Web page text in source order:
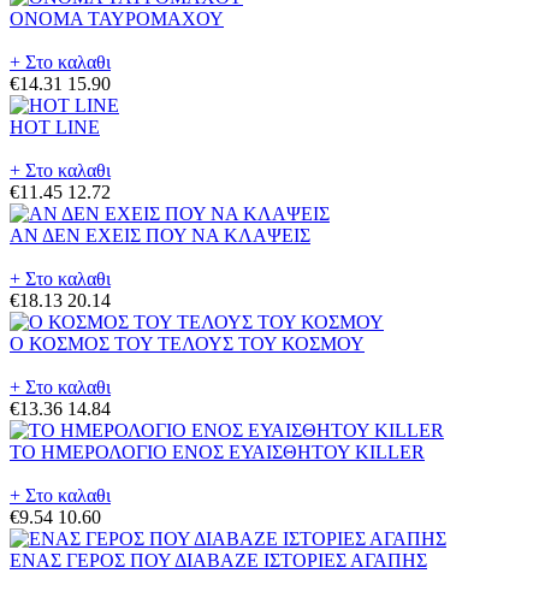
ΟΝΟΜΑ ΤΑΥΡΟΜΑΧΟΥ
+ Στο καλαθι
€14.31 15.90
HOT LINE
+ Στο καλαθι
€11.45 12.72
ΑΝ ΔΕΝ ΕΧΕΙΣ ΠΟΥ ΝΑ ΚΛΑΨΕΙΣ
+ Στο καλαθι
€18.13 20.14
Ο ΚΟΣΜΟΣ ΤΟΥ ΤΕΛΟΥΣ ΤΟΥ ΚΟΣΜΟΥ
+ Στο καλαθι
€13.36 14.84
ΤΟ ΗΜΕΡΟΛΟΓΙΟ ΕΝΟΣ ΕΥΑΙΣΘΗΤΟΥ KILLER
+ Στο καλαθι
€9.54 10.60
ΕΝΑΣ ΓΕΡΟΣ ΠΟΥ ΔΙΑΒΑΖΕ ΙΣΤΟΡΙΕΣ ΑΓΑΠΗΣ